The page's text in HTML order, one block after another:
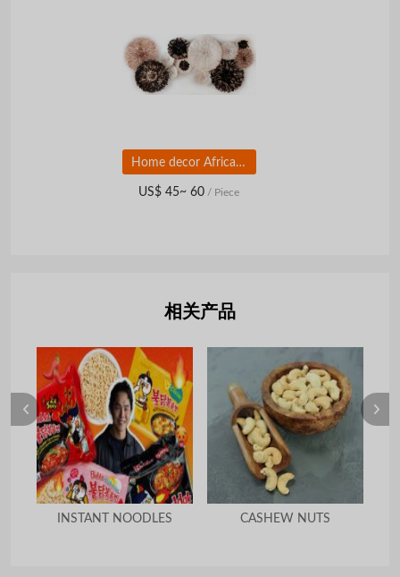
Home decor African feather juju hats
US$ 45~ 60 / Piece
相关产品
INSTANT NOODLES CASHEW NUTS